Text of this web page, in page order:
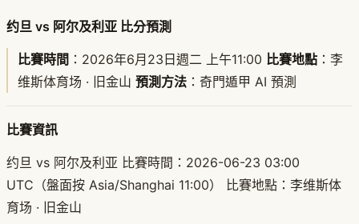
约旦 vs 阿尔及利亚 比分預測
比賽時間 ：2026年6月23日週二 上午11:00 比賽地點 ：李
维斯体育场 · 旧金山 預測方法 ：奇門遁甲 AI 預測
比賽資訊
约旦 vs 阿尔及利亚 比賽時間：2026-06-23 03:00
UTC（盤面按 Asia/Shanghai 11:00） 比賽地點：李维斯体
育场 · 旧金山